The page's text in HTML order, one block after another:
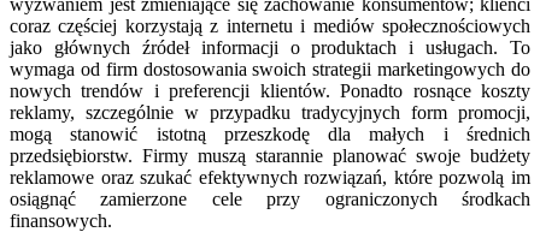
coraz częściej korzystają z internetu i mediów społecznościowych
jako głównych źródeł informacji o produktach i usługach. To
wymaga od firm dostosowania swoich strategii marketingowych do
nowych trendów i preferencji klientów. Ponadto rosnące koszty
reklamy, szczególnie w przypadku tradycyjnych form promocji,
mogą stanowić istotną przeszkodę dla małych i średnich
przedsiębiorstw. Firmy muszą starannie planować swoje budżety
reklamowe oraz szukać efektywnych rozwiązań, które pozwolą im
osiągnąć zamierzone cele przy ograniczonych środkach
finansowych.